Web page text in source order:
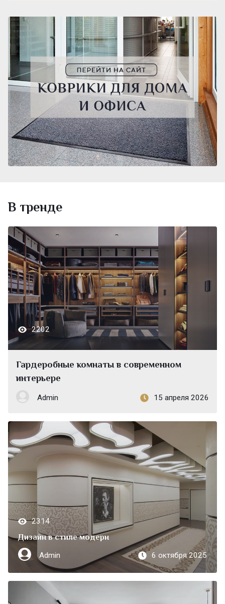
В тренде
2202
Гардеробные комнаты в современном
интерьере
Admin 15 апреля 2026
2314
Дизайн в стиле модерн
Admin
6 октября 2025